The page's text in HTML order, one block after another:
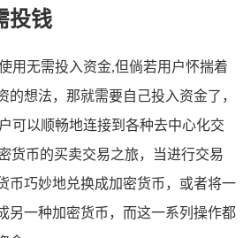
投钱
用无需投入资金,但倘若用户怀揣着
的想法，那就需要自己投入资金了，
可以顺畅地连接到各种去中心化交
货币的买卖交易之旅，当进行交易
币巧妙地兑换成加密货币，或者将一
另一种加密货币，而这一系列操作都